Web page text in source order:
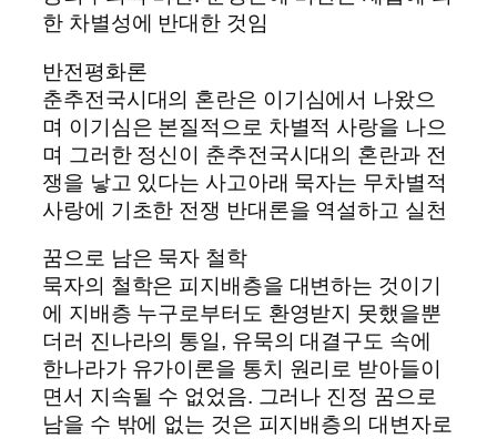
한 차별성에 반대한 것임
반전평화론
춘추전국시대의 혼란은 이기심에서 나왔으
며 이기심은 본질적으로 차별적 사랑을 나으
며 그러한 정신이 춘추전국시대의 혼란과 전
쟁을 낳고 있다는 사고아래 묵자는 무차별적
사랑에 기초한 전쟁 반대론을 역설하고 실천
꿈으로 남은 묵자 철학
묵자의 철학은 피지배층을 대변하는 것이기
에 지배층 누구로부터도 환영받지 못했을뿐
더러 진나라의 통일, 유묵의 대결구도 속에
한나라가 유가이론을 통치 원리로 받아들이
면서 지속될 수 없었음. 그러나 진정 꿈으로
남을 수 밖에 없는 것은 피지배층의 대변자로